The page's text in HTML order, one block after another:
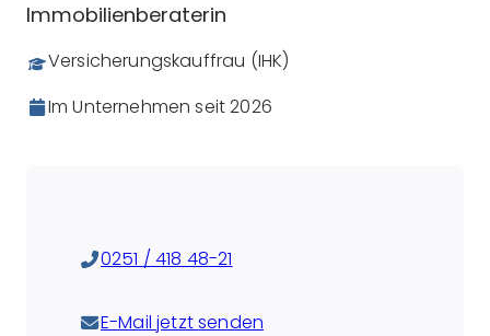
Immobilienberaterin
Versicherungskauffrau (IHK)
Im Unternehmen seit2026
0251 / 418 48-21
E-Mail jetzt senden